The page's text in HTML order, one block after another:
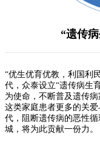
“遗传
“优生优育优教，利国利
代，众泰设立“遗传病生
为使命，不断普及遗传
这类家庭患者更多的关
代，阻断遗传病的恶性
城，将为此贡献一份力。